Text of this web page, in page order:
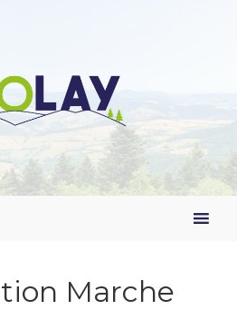
Marche